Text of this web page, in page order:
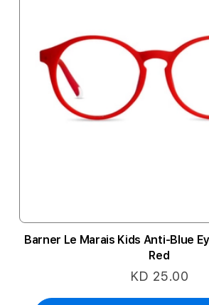
Barner Le Marais Kids Anti-Blue
Red
KD 25.00